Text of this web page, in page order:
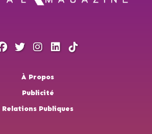
À Propos
Publicité
Relations Publiques